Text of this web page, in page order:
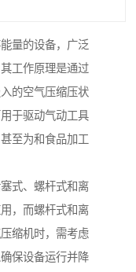
量的设备，广泛
工作原理是通过
的空气压缩压状
于驱动气动工具
至为和食品加工
式、螺杆式和离
，而螺杆式和离
缩机时，需考虑
保设备运行并降